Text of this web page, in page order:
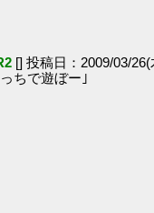
[] 投稿日：2009/03/
ちで遊ぼー｣